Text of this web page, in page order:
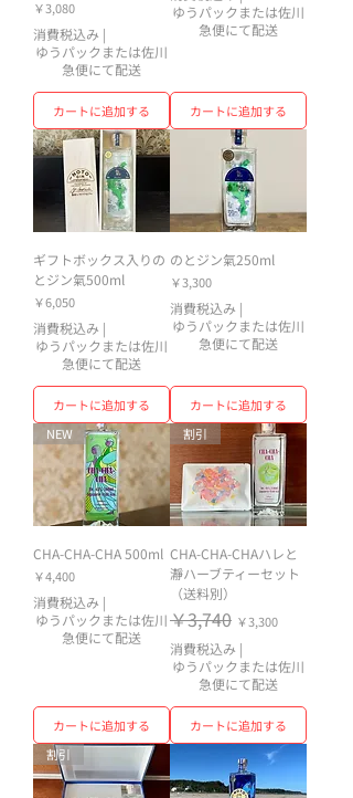
価格
￥3,080
消費税込み |
ゆうパックまたは佐川
急便にて配送
カートに追加する
ゆうパックまたは佐川
急便にて配送
カートに追加する
ギフトボックス入りの
とジン氣500ml
価格
￥6,050
消費税込み |
ゆうパックまたは佐川
急便にて配送
カートに追加する
のとジン氣250ml
価格
￥3,300
消費税込み |
ゆうパックまたは佐川
急便にて配送
カートに追加する
NEW
CHA-CHA-CHA 500ml
価格
￥4,400
消費税込み |
ゆうパックまたは佐川
急便にて配送
カートに追加する
割引
CHA-CHA-CHAハレと
瀞ハーブティーセット
（送料別）
通常価格
￥3,740 セール価格
￥3,300
消費税込み |
ゆうパックまたは佐川
急便にて配送
カートに追加する
割引